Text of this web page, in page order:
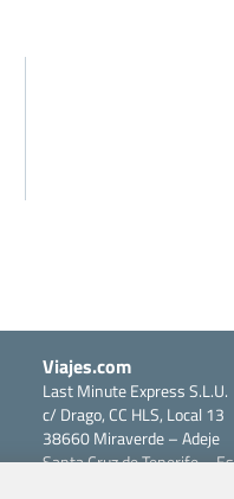
Viajes.com
Last Minute Express S.L.U.
c/ Drago, CC HLS, Local 13
38660 Miraverde – Adeje
Santa Cruz de Tenerife –